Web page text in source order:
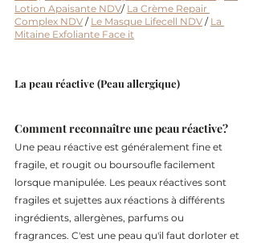
Lotion Apaisante NDV/ La Crème Repair
Complex NDV / Le Masque Lifecell NDV / La
Mitaine Exfoliante Face it
La peau réactive (Peau allergique)
Comment reconnaître une peau réactive?
Une peau réactive est généralement fine et
fragile, et rougit ou boursoufle facilement
lorsque manipulée. Les peaux réactives sont
fragiles et sujettes aux réactions à différents
ingrédients, allergènes, parfums ou
fragrances. C'est une peau qu'il faut dorloter et